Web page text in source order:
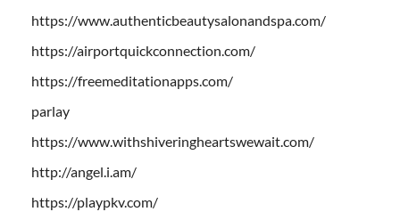
https://www.authenticbeautysalonandspa.com/
https://airportquickconnection.com/
https://freemeditationapps.com/
parlay
https://www.withshiveringheartswewait.com/
http://angel.i.am/
https://playpkv.com/